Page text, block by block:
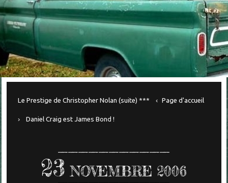
Le Prestige de Christopher Nolan (suite) *** Page d'accueil
Daniel Craig est James Bond !
23 NOVEMBRE 2006